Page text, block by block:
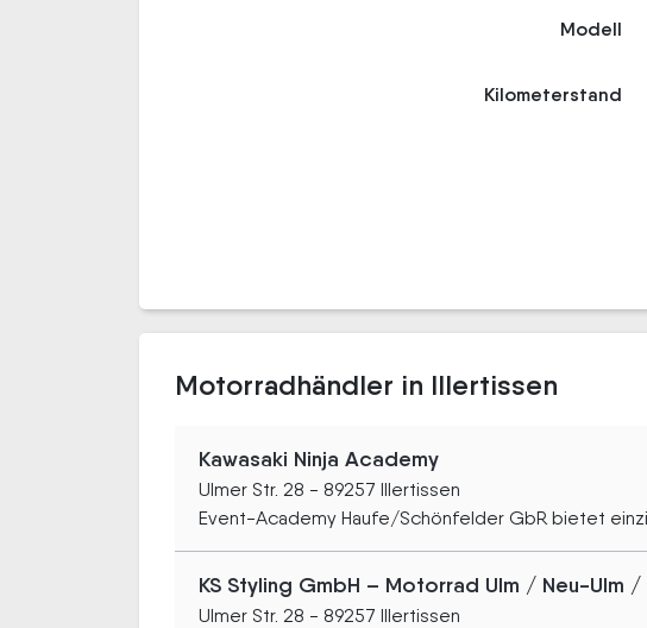
Modell
Kilometerstand
Motorradhändler in Illertissen
Kawasaki Ninja Academy
Ulmer Str. 28 - 89257 Illertissen
Event-Academy Haufe/Schönfelder GbR bietet
KS Styling GmbH – Motorrad Ulm / Neu-Ulm
Ulmer Str. 28 - 89257 Illertissen